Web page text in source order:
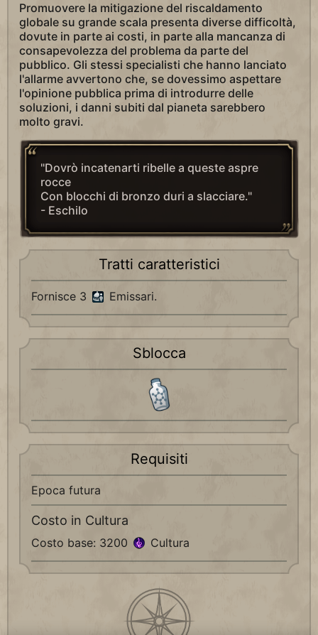
Promuovere la mitigazione del riscaldamento
globale su grande scala presenta diverse difficoltà,
dovute in parte ai costi, in parte alla mancanza di
consapevolezza del problema da parte del
pubblico. Gli stessi specialisti che hanno lanciato
l'allarme avvertono che, se dovessimo aspettare
l'opinione pubblica prima di introdurre delle
soluzioni, i danni subiti dal pianeta sarebbero
molto gravi.
"Dovrò incatenarti ribelle a queste aspre
rocce
Con blocchi di bronzo duri a slacciare."
- Eschilo
Tratti caratteristici
Fornisce 3 Emissari.
Sblocca
Requisiti
Epoca futura
Costo in Cultura
Costo base: 3200 Cultura